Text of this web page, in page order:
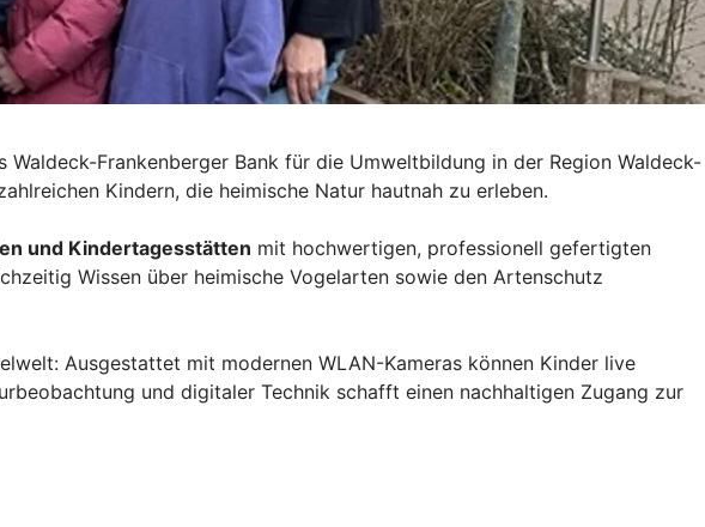
Waldeck-Frankenberger Bank für die Umweltbildung in der Region Waldeck-
Kindern, die heimische Natur hautnah zu erleben.
und Kindertagesstätten mit hochwertigen, professionell gefertigten
Wissen über heimische Vogelarten sowie den Artenschutz
Ausgestattet mit modernen WLAN-Kameras können Kinder live
und digitaler Technik schafft einen nachhaltigen Zugang zur